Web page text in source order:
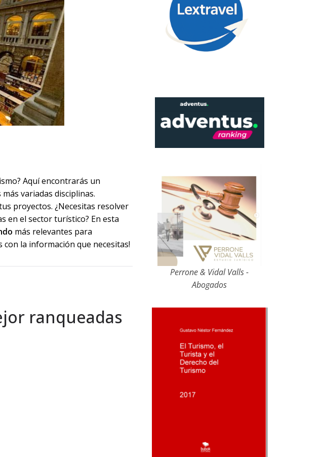
Aquí encontrarás un
variadas disciplinas.
proyectos. ¿Necesitas resolver
en el sector turístico? En esta
más relevantes para
la información que necesitas!
ranqueadas
Perrone & Vidal Valls -
Abogados